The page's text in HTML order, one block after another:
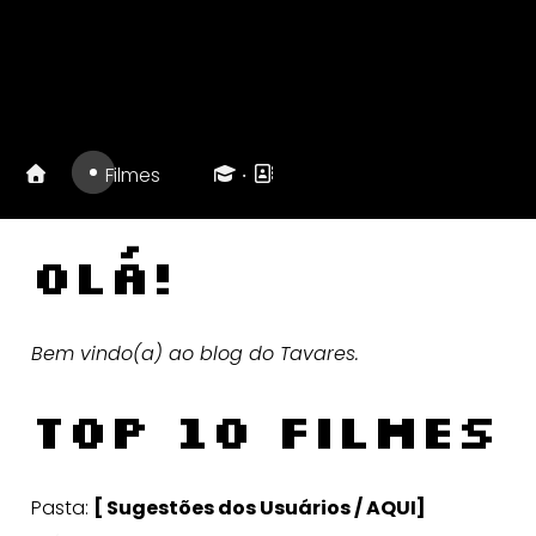
Filmes ‧
Olá!
Bem vindo(a) ao blog do Tavares.
Top 10 FILMES
Pasta: [ Sugestões dos Usuários / AQUI]